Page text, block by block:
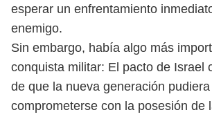
esperar un enfrentamiento
enemigo.
Sin embargo, había algo más
conquista militar: El pacto de Israel
de que la nueva generación pudiera
comprometerse con la posesión de